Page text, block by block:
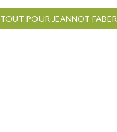
TOUT POUR JEANNOT FABER